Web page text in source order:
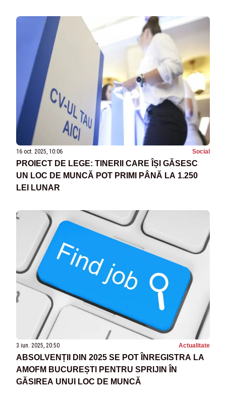
16 oct. 2025, 10:06 Social
PROIECT DE LEGE: TINERII CARE ÎȘI GĂSESC
UN LOC DE MUNCĂ POT PRIMI PÂNĂ LA 1.250
LEI LUNAR
3 iun. 2025, 20:50 Actualitate
ABSOLVENȚII DIN 2025 SE POT ÎNREGISTRA LA
AMOFM BUCUREȘTI PENTRU SPRIJIN ÎN
GĂSIREA UNUI LOC DE MUNCĂ